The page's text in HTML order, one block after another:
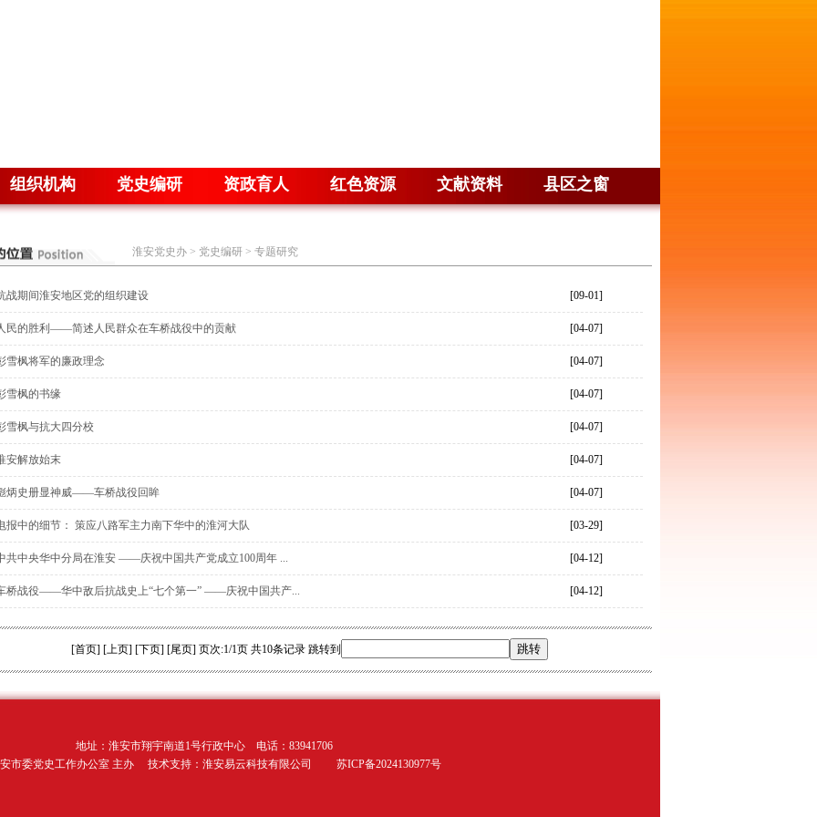
组织机构 党史编研 资政育人 红色资源 文献资料 县区之窗
淮安党史办 > 党史编研 > 专题研究
[09-01]
战期间淮安地区党的组织建设
[04-07]
民的胜利——简述人民群众在车桥战役中的贡献
[04-07]
雪枫将军的廉政理念
[04-07]
雪枫的书缘
[04-07]
雪枫与抗大四分校
[04-07]
安解放始末
[04-07]
炳史册显神威——车桥战役回眸
[03-29]
报中的细节： 策应八路军主力南下华中的淮河大队
[04-12]
共中央华中分局在淮安 ——庆祝中国共产党成立100周年 ...
[04-12]
桥战役——华中敌后抗战史上“七个第一” ——庆祝中国共产...
[首页] [上页] [下页] [尾页] 页次:1/1页 共10条记录 跳转到
地址：淮安市翔宇南道1号行政中心 电话：83941706
市委党史工作办公室 主办 技术支持：淮安易云科技有限公司 苏ICP备2024130977号